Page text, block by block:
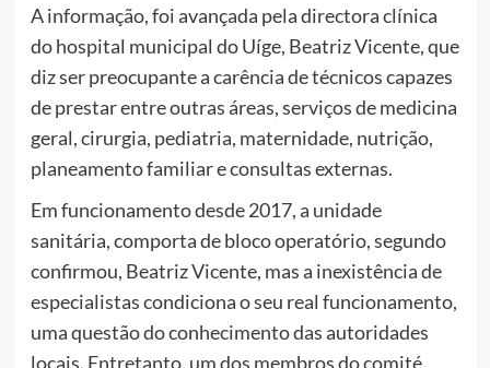
A informação, foi avançada pela directora clínica
do hospital municipal do Uíge, Beatriz Vicente, que
diz ser preocupante a carência de técnicos capazes
de prestar entre outras áreas, serviços de medicina
geral, cirurgia, pediatria, maternidade, nutrição,
planeamento familiar e consultas externas.
Em funcionamento desde 2017, a unidade
sanitária, comporta de bloco operatório, segundo
confirmou, Beatriz Vicente, mas a inexistência de
especialistas condiciona o seu real funcionamento,
uma questão do conhecimento das autoridades
locais. Entretanto, um dos membros do comité